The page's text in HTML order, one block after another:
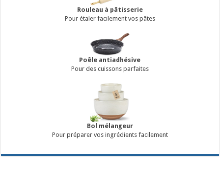
Rouleau à pâtisserie
Pour étaler facilement vos pâtes
Poêle antiadhésive
Pour des cuissons parfaites
Bol mélangeur
Pour préparer vos ingrédients facilement